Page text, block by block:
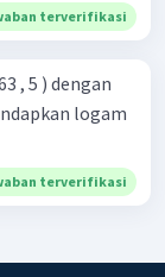
terverifikasi
, 5 ) dengan
logam
terverifikasi